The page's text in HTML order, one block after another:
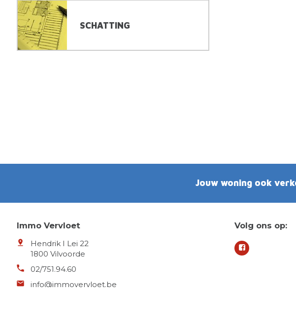
SCHATTING
Jouw woning ook
Immo Vervloet
Hendrik I Lei 22
1800 Vilvoorde
02/751.94.60
info@immovervloet.be
Volg ons op: